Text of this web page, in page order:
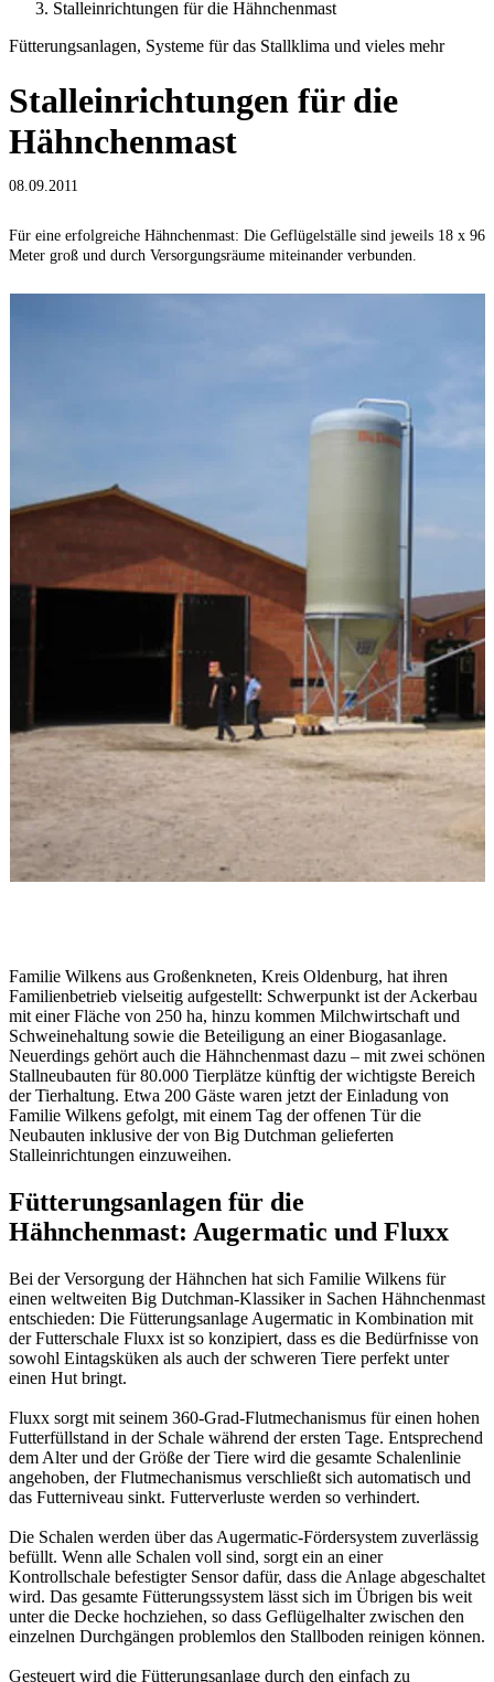
Stalleinrichtungen für die Hähnchenmast
Fütterungsanlagen, Systeme für das Stallklima und vieles mehr
Stalleinrichtungen für die
Hähnchenmast
08.09.2011
Für eine erfolgreiche Hähnchenmast: Die Geflügelställe sind jeweils 18 x 96
Meter groß und durch Versorgungsräume miteinander verbunden.
Familie Wilkens aus Großenkneten, Kreis Oldenburg, hat ihren
Familienbetrieb vielseitig aufgestellt: Schwerpunkt ist der Ackerbau
mit einer Fläche von 250 ha, hinzu kommen Milchwirtschaft und
Schweinehaltung sowie die Beteiligung an einer Biogasanlage.
Neuerdings gehört auch die Hähnchenmast dazu – mit zwei schönen
Stallneubauten für 80.000 Tierplätze künftig der wichtigste Bereich
der Tierhaltung. Etwa 200 Gäste waren jetzt der Einladung von
Familie Wilkens gefolgt, mit einem Tag der offenen Tür die
Neubauten inklusive der von Big Dutchman gelieferten
Stalleinrichtungen einzuweihen.
Fütterungsanlagen für die
Hähnchenmast: Augermatic und Fluxx
Bei der Versorgung der Hähnchen hat sich Familie Wilkens für
einen weltweiten Big Dutchman-Klassiker in Sachen Hähnchenmast
entschieden: Die Fütterungsanlage Augermatic in Kombination mit
der Futterschale Fluxx ist so konzipiert, dass es die Bedürfnisse von
sowohl Eintagsküken als auch der schweren Tiere perfekt unter
einen Hut bringt.
Fluxx sorgt mit seinem 360-Grad-Flutmechanismus für einen hohen
Futterfüllstand in der Schale während der ersten Tage. Entsprechend
dem Alter und der Größe der Tiere wird die gesamte Schalenlinie
angehoben, der Flutmechanismus verschließt sich automatisch und
das Futterniveau sinkt. Futterverluste werden so verhindert.
Die Schalen werden über das Augermatic-Fördersystem zuverlässig
befüllt. Wenn alle Schalen voll sind, sorgt ein an einer
Kontrollschale befestigter Sensor dafür, dass die Anlage abgeschaltet
wird. Das gesamte Fütterungssystem lässt sich im Übrigen bis weit
unter die Decke hochziehen, so dass Geflügelhalter zwischen den
einzelnen Durchgängen problemlos den Stallboden reinigen können.
Gesteuert wird die Fütterungsanlage durch den einfach zu